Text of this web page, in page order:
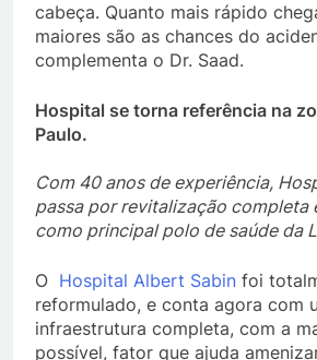
cabeça. Quanto mais rápido
maiores são as chances do
complementa o Dr. Saad.
Hospital se torna referência na
Paulo.
Com 40 anos de experiência,
passa por revitalização completa
como principal polo de saúde da
O Hospital Albert Sabin foi
reformulado, e conta agora com
infraestrutura completa, com a
possível, fator que ajuda